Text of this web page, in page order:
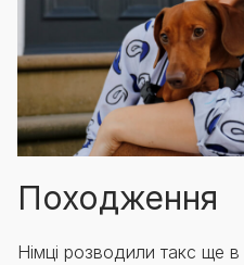
Походження
Німці розводили такс ще в